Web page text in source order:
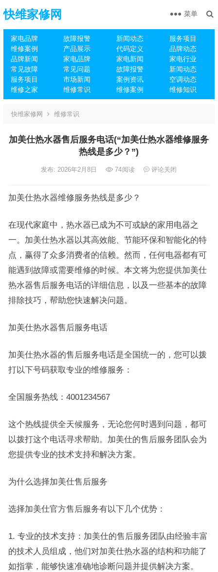
快维家修网
家电品牌 故障报警 新闻动态
服务项目
维修案例
产品展示 代码定义
品牌动态
品牌新闻
家电品牌 家电新闻
家电行业
常见故障
常见问题 故障报警
新闻动态
服务项目
市场新闻 案例资讯
空调动态
维修之家
维修常识 维修案例 维修知识
菜单
快维家修网 维修常识
加美仕热水器售后服务电话(“加美仕热水器维修服务
热线是多少？”)
发布: 2026年2月8日 74阅读 评论关闭
加美仕热水器维修服务热线是多少？
在现代家庭中，热水器已成为不可或缺的家用电器之
一。加美仕热水器以其高效能、节能环保和智能化的特
点，赢得了众多消费者的信赖。然而，任何电器都有可
能遇到故障或需要维修的时候。本文将为您提供加美仕
热水器售后服务电话的详细信息，以及一些基本的故障
排除技巧，帮助您快速解决问题。
加美仕热水器售后服务电话
加美仕热水器的售后服务电话是全国统一的，您可以拨
打以下号码获取专业的维修服务：
全国服务热线：4001234567
这个热线提供全天候服务，无论您何时遇到问题，都可
以拨打这个电话寻求帮助。加美仕的售后服务团队会为
您提供专业的技术支持和解决方案。
为什么选择加美仕售后服务
选择加美仕官方售后服务有以下几个优势：
1. 专业的技术支持：加美仕的售后服务团队由经验丰富
的技术人员组成，他们对加美仕热水器的结构和功能了
如指掌，能够快速准确地诊断问题并提供解决方案。